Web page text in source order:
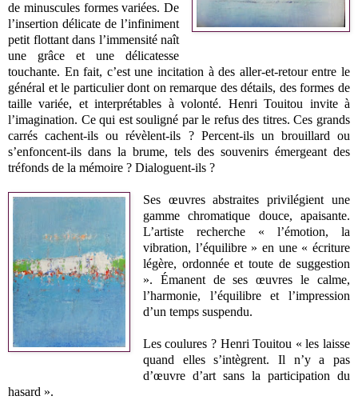
de minuscules formes variées. De
l’insertion délicate de l’infiniment
petit flottant dans l’immensité naît
une grâce et une délicatesse
touchante. En fait, c’est une incitation à des aller-et-retour entre le
général et le particulier dont on remarque des détails, des formes de
taille variée, et interprétables à volonté. Henri Touitou invite à
l’imagination. Ce qui est souligné par le refus des titres. Ces grands
carrés cachent-ils ou révèlent-ils ? Percent-ils un brouillard ou
s’enfoncent-ils dans la brume, tels des souvenirs émergeant des
tréfonds de la mémoire ? Dialoguent-ils ?
Ses œuvres abstraites privilégient une
gamme chromatique douce, apaisante.
L’artiste recherche « l’émotion, la
vibration, l’équilibre » en une « écriture
légère, ordonnée et toute de suggestion
». Émanent de ses œuvres le calme,
l’harmonie, l’équilibre et l’impression
d’un temps suspendu.
Les coulures ? Henri Touitou « les laisse
quand elles s’intègrent. Il n’y a pas
d’œuvre d’art sans la participation du
hasard ».